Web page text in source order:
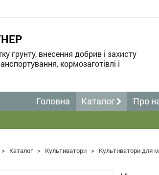
грунту, внесення добрив і захисту
кормозаготівлі і
Головна Каталог Про
> Каталог > Культиватори > Культиватори для